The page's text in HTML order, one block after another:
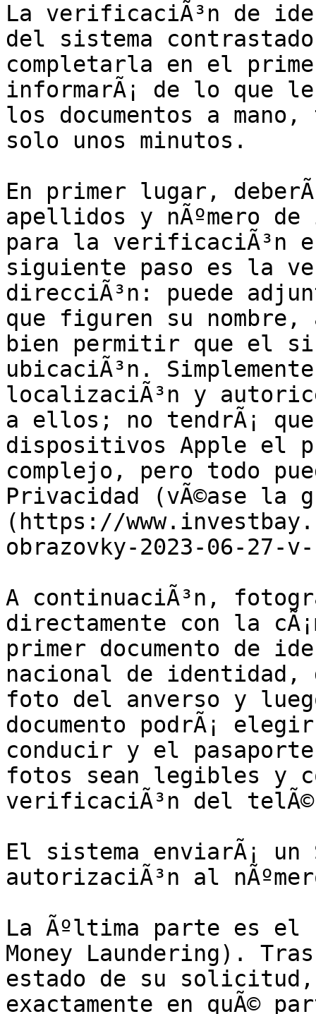
La verificaciÃ³n de
del sistema
completarla en el
informarÃ¡ de lo que
los documentos a
solo unos minutos.
En primer lugar,
apellidos y nÃºmero
para la verificaciÃ³n
siguiente paso es la
direcciÃ³n: puede
que figuren su
bien permitir que el
ubicaciÃ³n.
localizaciÃ³n y
a ellos; no tendrÃ¡ que
dispositivos Apple el
complejo, pero todo
Privacidad (vÃ©ase la
(https://
obrazovky-2023-06-27-
A continuaciÃ³n,
directamente con la
primer documento de
nacional de identidad,
foto del anverso y
documento podrÃ¡
conducir y el
fotos sean legibles y
verificaciÃ³n del
El sistema enviarÃ¡ un
autorizaciÃ³n al
La Ãºltima parte es el
Money Laundering).
estado de su solicitud,
exactamente en quÃ©